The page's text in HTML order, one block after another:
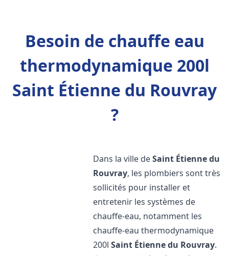
Besoin de chauffe eau
thermodynamique 200l
Saint Étienne du Rouvray
?
Dans la ville deSaint Étienne du
Rouvray, les plombiers sont très
sollicités pour installer et
entretenir les systèmes de
chauffe-eau, notamment les
chauffe-eau thermodynamique
200lSaint Étienne du Rouvray.